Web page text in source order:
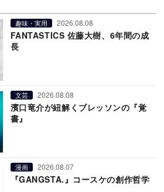
趣味・実用 2026.08.08
FANTASTICS 佐藤大樹、6年間の成
長
文芸 2026.08.08
濱口竜介が紐解くブレッソンの『覚
書』
漫画 2026.08.07
『GANGSTA.』コースケの創作哲学